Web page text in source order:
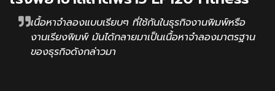
เนื้อหาจำลองแบบเรียบๆ ที่ใช้กันในธุรกิจงานพิมพ์หรือ
งานเรียงพิมพ์ มันได้กลายมาเป็นเนื้อหาจำลองมาตรฐาน
ของธุรกิจดังกล่าวมา